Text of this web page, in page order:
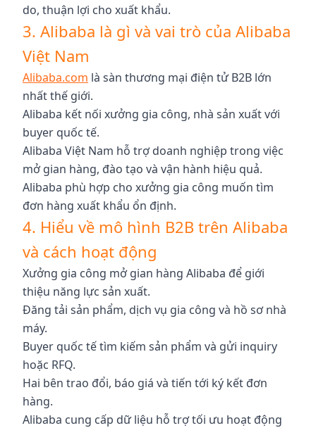
do, thuận lợi cho xuất khẩu.
3. Alibaba là gì và vai trò của Alibaba
Việt Nam
Alibaba.com là sàn thương mại điện tử B2B lớn
nhất thế giới.
Alibaba kết nối xưởng gia công, nhà sản xuất với
buyer quốc tế.
Alibaba Việt Nam hỗ trợ doanh nghiệp trong việc
mở gian hàng, đào tạo và vận hành hiệu quả.
Alibaba phù hợp cho xưởng gia công muốn tìm
đơn hàng xuất khẩu ổn định.
4. Hiểu về mô hình B2B trên Alibaba
và cách hoạt động
Xưởng gia công mở gian hàng Alibaba để giới
thiệu năng lực sản xuất.
Đăng tải sản phẩm, dịch vụ gia công và hồ sơ nhà
máy.
Buyer quốc tế tìm kiếm sản phẩm và gửi inquiry
hoặc RFQ.
Hai bên trao đổi, báo giá và tiến tới ký kết đơn
hàng.
Alibaba cung cấp dữ liệu hỗ trợ tối ưu hoạt động